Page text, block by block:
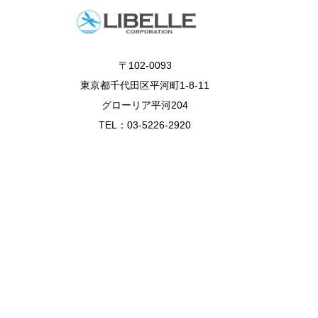
〒102-0093
東京都千代田区平河町1-8-11
グローリア平河204
TEL：03-5226-2920